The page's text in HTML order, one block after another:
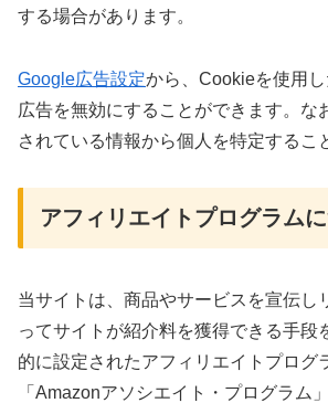
する場合があります。
Google広告設定から、Cookieを使用
広告を無効にすることができます。な
されている情報から個人を特定するこ
アフィリエイトプログラム
当サイトは、商品やサービスを宣伝し
ってサイトが紹介料を獲得できる手段
的に設定されたアフィリエイトプログ
「Amazonアソシエイト・プログラム